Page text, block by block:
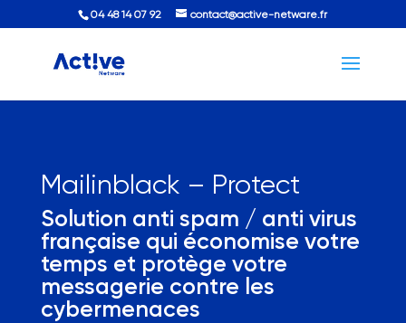
04 48 14 07 92 contact@active-netware.fr
Mailinblack – Protect
Solution anti spam / anti virus
française qui économise votre
temps et protège votre
messagerie contre les
cybermenaces